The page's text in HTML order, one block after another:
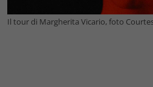
Il tour di Margherita Vicario, foto